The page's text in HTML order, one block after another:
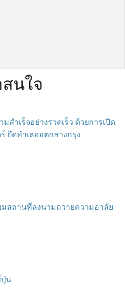
นใจ
สำเร็จอย่างรวดเร็ว ด้วยการเปิด
ยึดทำเลฮอตกลางกรุง
มสถานที่ลงนามถวายความอาลัย
น